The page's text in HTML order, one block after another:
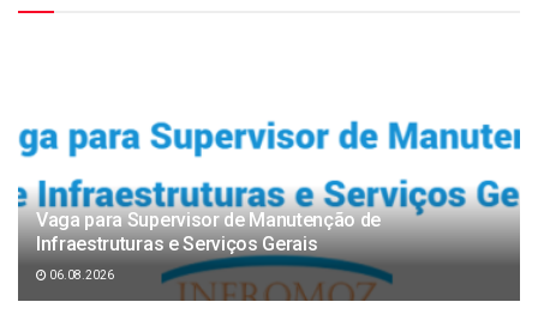
Vaga para Supervisor de Manutenção de
Infraestruturas e Serviços Gerais
06.08.2026